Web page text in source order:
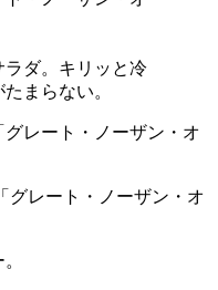
レート・ノーザン・オ